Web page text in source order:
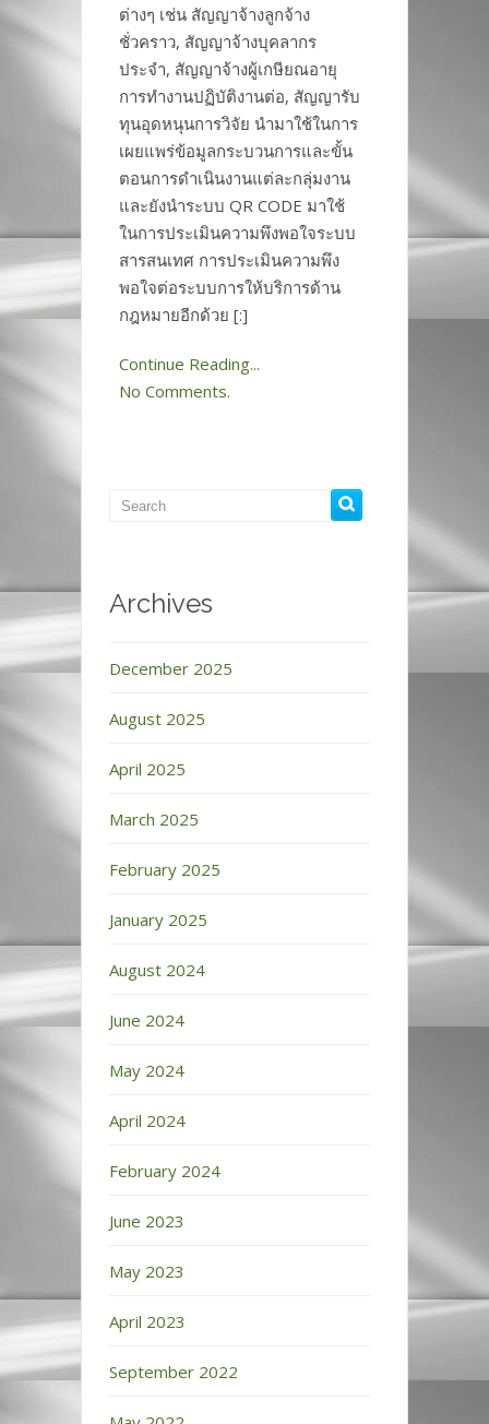
ต่างๆ เช่น สัญญาจ้างลูกจ้าง
ชั่วคราว, สัญญาจ้างบุคลากร
ประจำ, สัญญาจ้างผู้เกษียณอายุ
การทำงานปฏิบัติงานต่อ, สัญญารับ
ทุนอุดหนุนการวิจัย นำมาใช้ในการ
เผยแพร่ข้อมูลกระบวนการและขั้น
ตอนการดำเนินงานแต่ละกลุ่มงาน
และยังนำระบบ QR CODE มาใช้
ในการประเมินความพึงพอใจระบบ
สารสนเทศ การประเมินความพึง
พอใจต่อระบบการให้บริการด้าน
กฎหมายอีกด้วย [:]
Continue Reading...
No Comments.
Archives
December 2025
August 2025
April 2025
March 2025
February 2025
January 2025
August 2024
June 2024
May 2024
April 2024
February 2024
June 2023
May 2023
April 2023
September 2022